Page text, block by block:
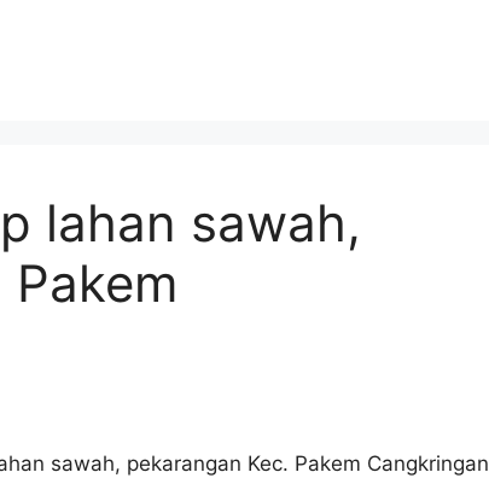
lahan sawah,
sawah, pekarangan Kec. Pakem Cangkringan